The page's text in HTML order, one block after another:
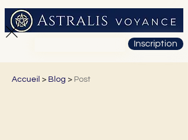
Inscription
Accueil > Blog > Post